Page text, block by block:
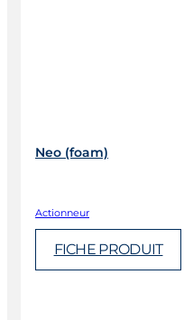
Neo (foam)
Actionneur
FICHE PRODUIT